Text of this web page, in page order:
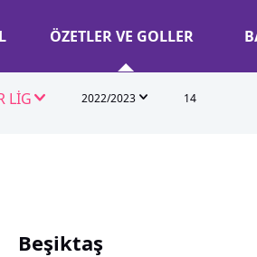
ÖZETLER VE GOLLER
LİG 2022/2023 14
Beşiktaş